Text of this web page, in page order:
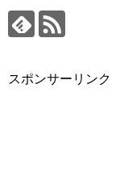
スポンサーリンク